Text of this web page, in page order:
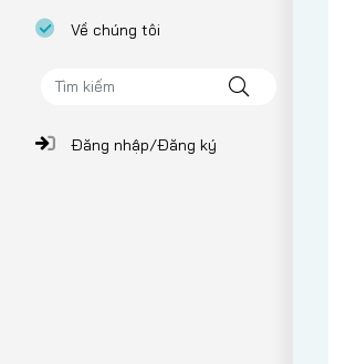
Về chúng tôi
Đăng nhập/Đăng ký